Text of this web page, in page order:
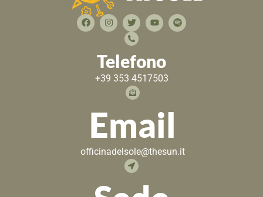
Telefono
+39 353 4517503
Email
officinadelsole@thesun.it